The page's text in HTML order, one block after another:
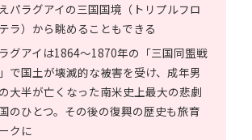
パラグアイの三国国境（トリプルフロ
ラ）から眺めることもできる
グアイは1864〜1870年の「三国同盟戦
で国土が壊滅的な被害を受け、成年男
大半が亡くなった南米史上最大の悲劇
のひとつ。その後の復興の歴史も旅育
クに